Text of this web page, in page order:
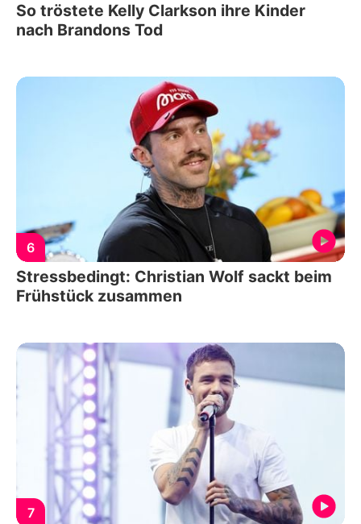
So tröstete Kelly Clarkson ihre Kinder
nach Brandons Tod
6
Stressbedingt: Christian Wolf sackt beim
Frühstück zusammen
7